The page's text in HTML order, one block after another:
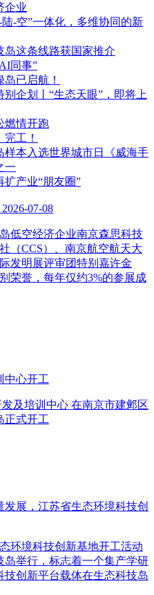
企业
-空”一体化，多维协同的新
岛这条线路获国家推介
同事”
已启航！
企划丨“生态天眼”，即将上
燃情开跑
工！
样本入选世界城市日《威海手
一
产业“朋友圈”
2026-07-08
低空经济企业南京森思科技
（CCS）、南京航空航天大
发明展评审团特别嘉许金
荣誉，每年仅约3%的参展成
中心开工
及培训中心 在南京市建邺区
正式开工
发展，江苏省生态环境科技创
环境科技创新基地开工活动
岛举行，标志着一个集产学研
技创新平台载体在生态科技岛